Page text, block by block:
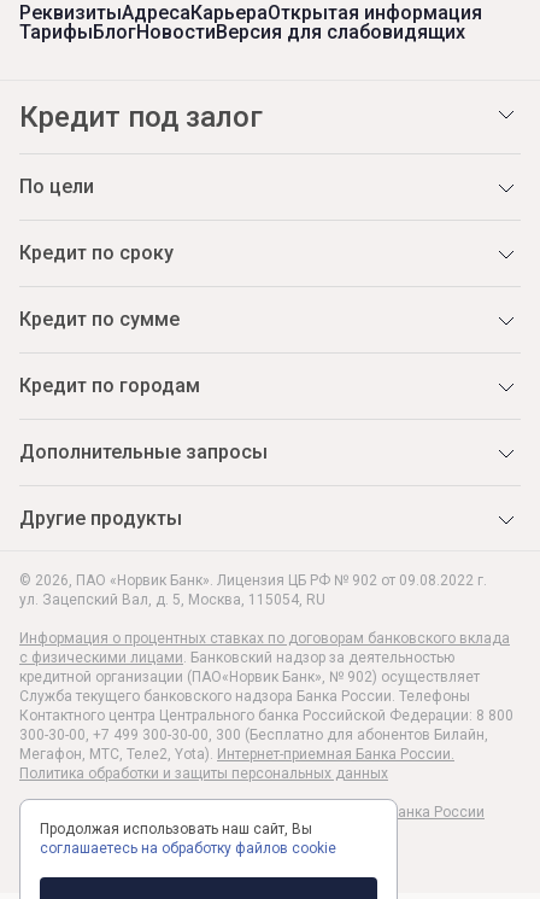
© 2026, ПАО «Норвик Банк». Лицензия ЦБ РФ № 902 от 09.08.2022 г.
ул. Зацепский Вал, д. 5, Москва, 115054, RU
Информация о процентных ставках по договорам банковского вклада
с физическими лицами. Банковский надзор за деятельностью
кредитной организации (ПАО«Норвик Банк», № 902) осуществляет
Служба текущего банковского надзора Банка России. Телефоны
Контактного центра Центрального банка Российской Федерации: 8 800
300-30-00, +7 499 300-30-00, 300 (Бесплатно для абонентов Билайн,
Мегафон, МТС, Теле2, Yota). Интернет-приемная Банка России.
Политика обработки и защиты персональных данных
Раскрытие информации в соответствии c Указанием Банка России
№6496-У
РеквизитыАдресаКарьераОткрытая информация
ТарифыБлогНовостиВерсия для слабовидящих
Кредит под залог
По цели
Кредит по сроку
Кредит по сумме
Кредит по городам
Дополнительные запросы
Другие продукты
Продолжая использовать наш сайт, Вы
соглашаетесь на обработку файлов cookie